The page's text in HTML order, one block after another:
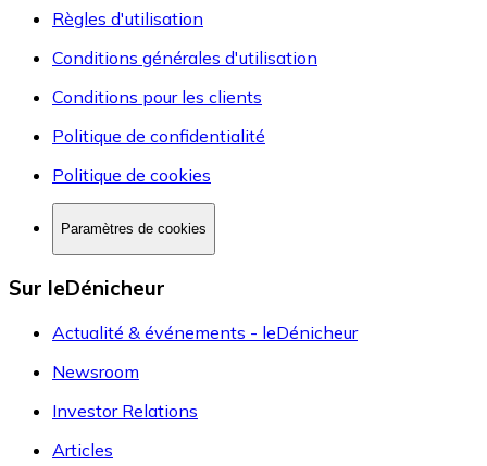
Règles d'utilisation
Conditions générales d'utilisation
Conditions pour les clients
Politique de confidentialité
Politique de cookies
Paramètres de cookies
Sur leDénicheur
Actualité & événements - leDénicheur
Newsroom
Investor Relations
Articles